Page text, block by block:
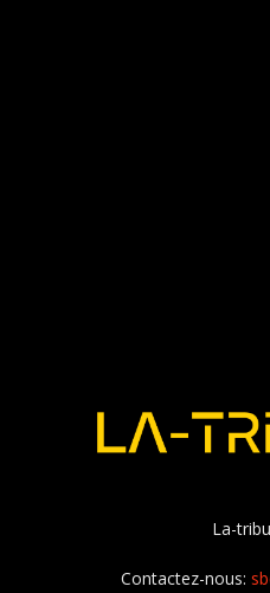
La-
Contactez-nous: